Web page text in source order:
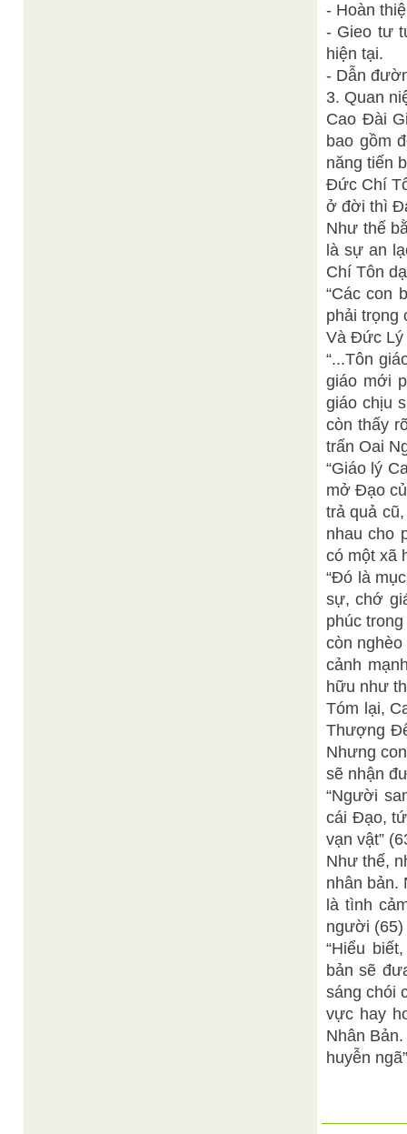
- Hoàn
- Gieo tư
hiện tại.
- Dẫn
3. Quan
Cao Ðài
bao gồm
năng tiến
Ðức Chí
ở đời thì
Như thế
là sự an
Chí Tôn
“Các con
phải trọng
Và Ðức Lý
“...Tôn
giáo mới
giáo chịu
còn thấy
trấn Oai
“Giáo lý
mở Ðạo
trả quả
nhau cho
có một xã
“Ðó là
sự, chớ
phúc
còn
cảnh
hữu như
Tóm lại,
Thượng
Nhưng
sẽ nhận
“Người
cái Ðạo,
vạn vật”
Như thế,
nhân bản.
là tình
người (65)
“Hiểu
bản sẽ
sáng chói
vực hay
Nhân
huyễn